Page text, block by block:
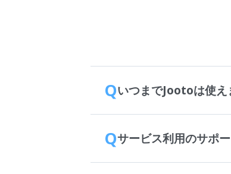
QいつまでJootoは使え
Qサービス利用のサポ